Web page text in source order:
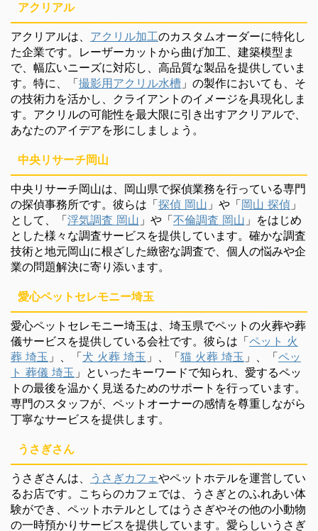
アクリアル
アクリアルは、 アクリル加工のカスタムオーダーに特化し
た企業です。レーザーカットから曲げ加工、建築模型ま
で、幅広いニーズに対応し、高品質な製品を提供していま
す。特に、「撮影用アクリル水槽 」の製作においても、そ
の技術力を活かし、クライアントのイメージを具現化しま
す。アクリルの可能性を最大限に引き出すアクリアルで、
あなたのアイデアを形にしましょう。
中央リサーチ岡山
中央リサーチ岡山は、岡山県で探偵業務を行っている専門
の探偵事務所です。彼らは「探偵 岡山 」や「岡山 探偵 」
として、「浮気調査 岡山 」や「不倫調査 岡山 」をはじめ
とした様々な調査サービスを提供しています。確かな調査
技術と地元岡山に根ざした緻密な調査で、個人の悩みや企
業の問題解決に寄り添います。
愛心ペットセレモニー埼玉
愛心ペットセレモニー埼玉は、埼玉県でペットの火葬や葬
儀サービスを提供している会社です。彼らは「ペット 火
葬 埼玉 」、「犬 火葬 埼玉 」、「猫 火葬 埼玉 」、「ペッ
ト 葬儀 埼玉 」といったキーワードで知られ、愛するペッ
トの最後を温かく見送るためのサポートを行っています。
専門のスタッフが、ペットオーナーの感情を尊重しながら
丁寧なサービスを提供します。
うさぎさん
うさぎさんは、 うさぎカフェやペットホテルを運営してい
るお店です。こちらのカフェでは、うさぎとのふれあい体
験ができ、ペットホテルとしてはうさぎやその他の小動物
の一時預かりサービスを提供しています。愛らしいうさぎ